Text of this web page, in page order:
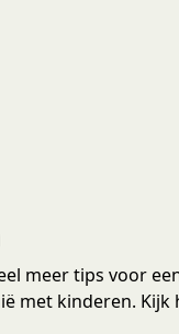
meer tips voor
met kinderen.